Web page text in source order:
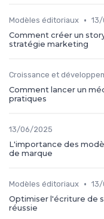
Modèles éditoriaux •
Comment créer un
stratégie marketing
Croissance et
Comment lancer un
pratiques
13/06/2025
L'importance des
de marque
Modèles éditoriaux •
Optimiser l'écriture de
réussie